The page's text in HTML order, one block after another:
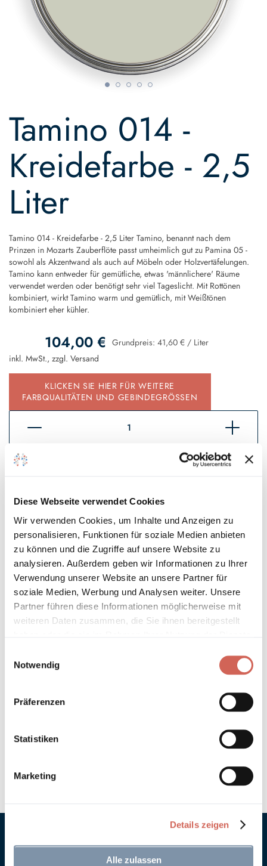
Diese Webseite verwendet Cookies
Wir verwenden Cookies, um Inhalte und Anzeigen zu
personalisieren, Funktionen für soziale Medien anbieten
zu können und die Zugriffe auf unsere Website zu
analysieren. Außerdem geben wir Informationen zu Ihrer
Verwendung unserer Website an unsere Partner für
soziale Medien, Werbung und Analysen weiter. Unsere
Partner führen diese Informationen möglicherweise mit
weiteren Daten zusammen, die Sie ihnen bereitgestellt
Notwendig
Präferenzen
Statistiken
Marketing
Details zeigen
Alle zulassen
Tamino 014 -
Kreidefarbe - 2,5
Liter
Tamino 014 - Kreidefarbe - 2,5 Liter Tamino, benannt nach dem
Prinzen in Mozarts Zauberflöte passt umheimlich gut zu Pamina 05 -
sowohl als Akzentwand als auch auf Möbeln oder Holzvertäfelungen.
Tamino kann entweder für gemütliche, etwas 'männlichere' Räume
verwendet werden oder benötigt sehr viel Tageslicht. Mit Rottönen
kombiniert, wirkt Tamino warm und gemütlich, mit Weißtönen
kombiniert eher kühler.
104,00 € Grundpreis: 41,60 € / Liter
inkl. MwSt., zzgl. Versand
KLICKEN SIE HIER FÜR WEITERE
FARBQUALITÄTEN UND GEBINDEGRÖSSEN
Auf den Wunschzettel
* Gilt für Lieferungen innerhalb Deutschlands, Lieferzeiten für andere
Länder entnehmen Sie bitte unserenVersandinformationen.
Technische Details und Hinweise
Verarbeitung
Umweltverträglichkeit
the
beginning
the
images